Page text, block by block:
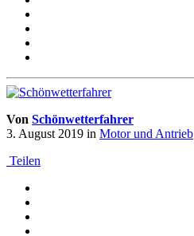
Von Schönwetterfahrer
3. August 2019 in Motor und Antrieb
Teilen